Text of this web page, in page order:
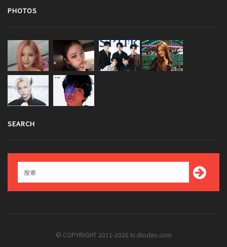
PHOTOS
SEARCH
© COPYRIGHT 2011-2026 tc.diodeo.com